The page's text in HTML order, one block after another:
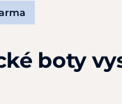
boty